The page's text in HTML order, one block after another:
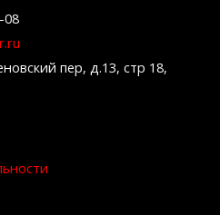
08
пер, д.13, стр 18,